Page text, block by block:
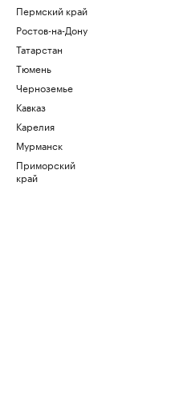
Пермский край
Ростов-на-Дону
Татарстан
Тюмень
Черноземье
Кавказ
Карелия
Мурманск
Приморский
край